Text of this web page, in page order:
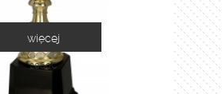
2060C
więcej